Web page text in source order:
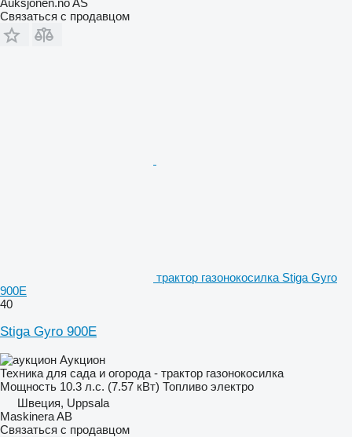
Auksjonen.no AS
Связаться с продавцом
трактор газонокосилка Stiga Gyro
900E
40
Stiga Gyro 900E
Аукцион
Техника для сада и огорода - трактор газонокосилка
Мощность 10.3 л.с. (7.57 кВт) Топливо электро
Швеция, Uppsala
Maskinera AB
Связаться с продавцом